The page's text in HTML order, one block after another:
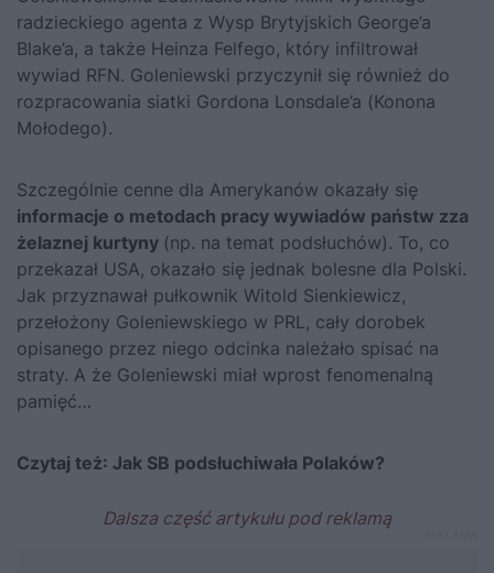
radzieckiego agenta z Wysp Brytyjskich George’a
Blake’a, a także Heinza Felfego, który infiltrował
wywiad RFN. Goleniewski przyczynił się również do
rozpracowania siatki Gordona Lonsdale’a (Konona
Mołodego).
Szczególnie cenne dla Amerykanów okazały się
informacje o metodach pracy wywiadów państw zza
żelaznej kurtyny (np. na temat podsłuchów). To, co
przekazał USA, okazało się jednak bolesne dla Polski.
Jak przyznawał pułkownik Witold Sienkiewicz,
przełożony Goleniewskiego w PRL, cały dorobek
opisanego przez niego odcinka należało spisać na
straty. A że Goleniewski miał wprost fenomenalną
pamięć…
Czytaj też: Jak SB podsłuchiwała Polaków?